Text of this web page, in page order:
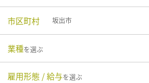
市区町村 坂出市
業種を選ぶ
雇用形態 / 給与を選ぶ